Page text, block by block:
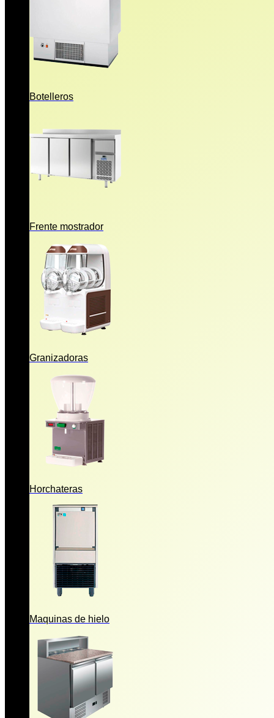
Botelleros
Frente mostrador
Granizadoras
Horchateras
Maquinas de hielo